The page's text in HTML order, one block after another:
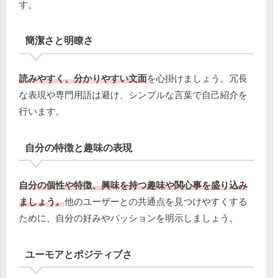
す。
簡潔さと明瞭さ
読みやすく、分かりやすい文面を心掛けましょう。冗長
な表現や専門用語は避け、シンプルな言葉で自己紹介を
行います。
自分の特徴と趣味の表現
自分の個性や特徴、興味を持つ趣味や関心事を盛り込み
ましょう。他のユーザーとの共通点を見つけやすくする
ために、自分の好みやパッションを明示しましょう。
ユーモアとポジティブさ